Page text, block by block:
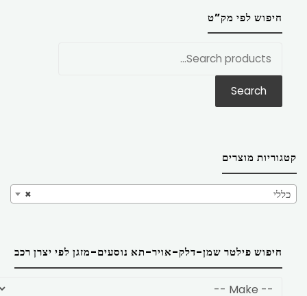
חיפוש לפי מק”ט
Search
קטגוריות מוצרים
× כללי
חיפוש פילטר שמן-דלק-אויר-תא נוסעים-מזגן לפי יצרן רכב